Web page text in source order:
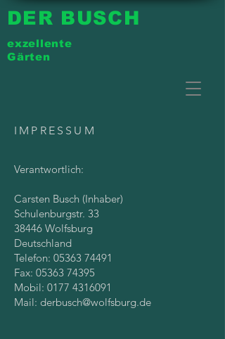
DER BUSCH
exzellente
Gärten
IMPRESSUM
Verantwortlich:
Carsten Busch (Inhaber)
Schulenburgstr. 33
38446 Wolfsburg
Deutschland
Telefon: 05363 74491
Fax: 05363 74395
Mobil: 0177 4316091
Mail: derbusch@wolfsburg.de